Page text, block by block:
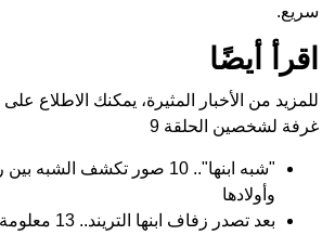
سريع.
اقرأ أيضًا
للمزيد من الأخبار المثيرة، يمكنك الاطلاع على
غرفة لشخصين الحلقة 9
"شبه ابنها".. 10 صور تكشف
وأولادها
بعد تصدر زفاف